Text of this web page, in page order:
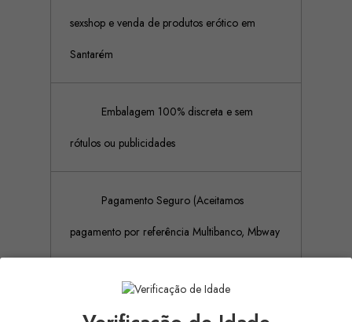
sexshop e venda de produtos erótico em
Santarém
Embalagem 100% discreta e sem
rótulos ou publicidades
Pagamento Seguro (Aceitamos
pagamento por referência Multibanco, Mbway